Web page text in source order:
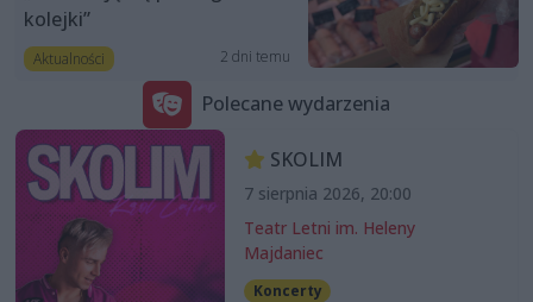
kolejki”
Aktualności 2 dni temu
Polecane wydarzenia
SKOLIM
7 sierpnia 2026, 20:00
Teatr Letni im. Heleny
Majdaniec
Koncerty